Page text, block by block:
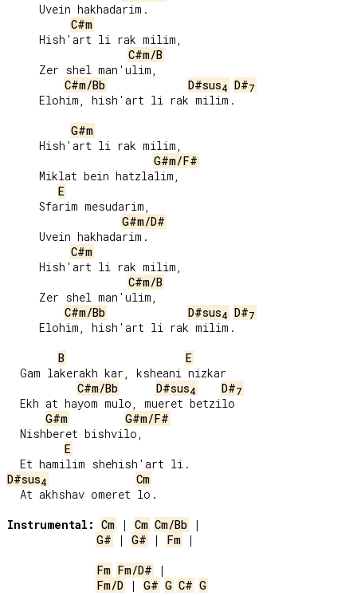
C#m
C#m/B
C#m/Bb
D#sus4 D#7
G#m
G#m/F#
E
G#m/D#
C#m
C#m/B
C#m/Bb
D#sus4 D#7
B
E
C#m/Bb
D#sus4 D#7
G#m
G#m/F#
E
D#sus4
Cm
Instrumental: Cm | Cm Cm/Bb
G# | G# | Fm |
Fm Fm/D#
Fm/D | G# G C# G